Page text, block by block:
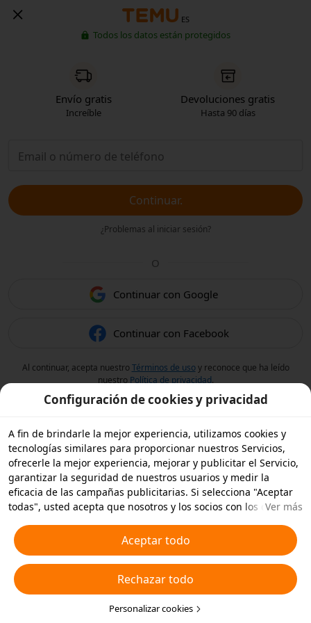
ES
Todos los datos están protegidos
Envío gratis
Increíble
Devoluciones gratis
Hasta 90 días
Continuar.
¿Problemas al iniciar sesión?
O
Continuar con Google
Continuar con Facebook
Al continuar, acepta nuestroTérminos de usoy reconoce que ha leído
nuestro Política de privacidad.
Configuración de cookies y privacidad
A fin de brindarle la mejor experiencia, utilizamos cookies y
tecnologías similares para proporcionar nuestros Servicios,
ofrecerle la mejor experiencia, mejorar y publicitar el Servicio,
garantizar la seguridad de nuestros usuarios y medir la
eficacia de las campañas publicitarias. Si selecciona "Aceptar
todas", usted acepta que nosotros y los socios con los que
su dispositivo con fines publicitarios. También puede
"Rechazar todas" las cookies no esenciales o elegir qué tipos
de cookies desea aceptar o desactivar haciendo clic en
"Personalizar cookies" a continuación, o en cualquier momento
en su configuración de privacidad. Para obtener más detalles,
Política de cookies y tecnologías similares
Ver más
Aceptar todo
Rechazar todo
Personalizar cookies